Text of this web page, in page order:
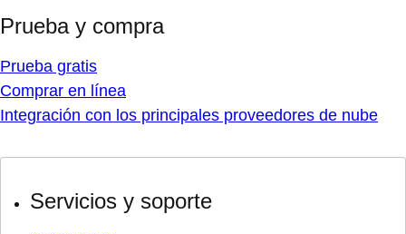
Prueba y compra
Prueba gratis
Comprar en línea
Integración con los principales proveedores de nube
Servicios y soporte